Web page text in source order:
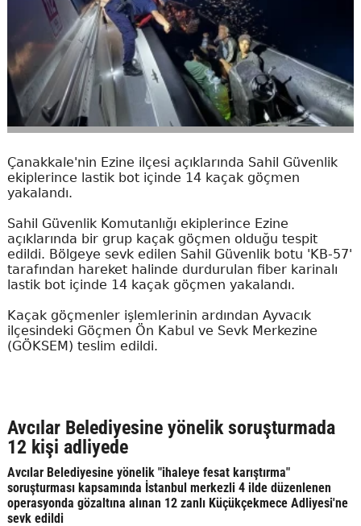
Çanakkale'nin Ezine ilçesi açıklarında Sahil Güvenlik
ekiplerince lastik bot içinde 14 kaçak göçmen
yakalandı.
Sahil Güvenlik Komutanlığı ekiplerince Ezine
açıklarında bir grup kaçak göçmen olduğu tespit
edildi. Bölgeye sevk edilen Sahil Güvenlik botu 'KB-57'
tarafından hareket halinde durdurulan fiber karinalı
lastik bot içinde 14 kaçak göçmen yakalandı.
Kaçak göçmenler işlemlerinin ardından Ayvacık
ilçesindeki Göçmen Ön Kabul ve Sevk Merkezine
(GÖKSEM) teslim edildi.
Avcılar Belediyesine yönelik soruşturmada
12 kişi adliyede
Avcılar Belediyesine yönelik "ihaleye fesat karıştırma"
soruşturması kapsamında İstanbul merkezli 4 ilde düzenlenen
operasyonda gözaltına alınan 12 zanlı Küçükçekmece Adliyesi'ne
sevk edildi